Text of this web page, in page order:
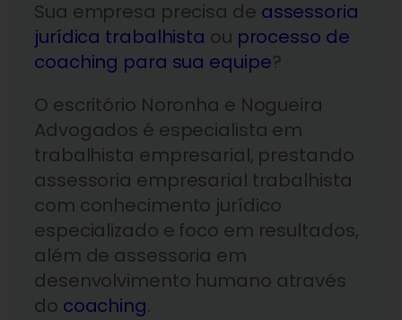
Sua empresa precisa de assessoria
jurídica trabalhista ou processo de
coaching para sua equipe?
O escritório Noronha e Nogueira
Advogados é especialista em
trabalhista empresarial, prestando
assessoria empresarial trabalhista
com conhecimento jurídico
especializado e foco em resultados,
além de assessoria em
desenvolvimento humano através
do coaching.